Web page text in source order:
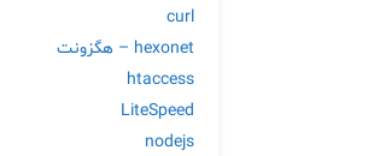
curl
hexonet – هگزونت
htaccess
LiteSpeed
nodejs